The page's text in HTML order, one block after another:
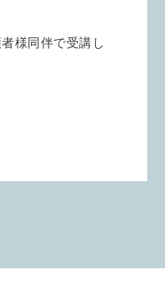
様同伴で受講し